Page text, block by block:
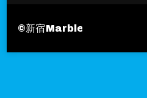
©︎新宿Marble